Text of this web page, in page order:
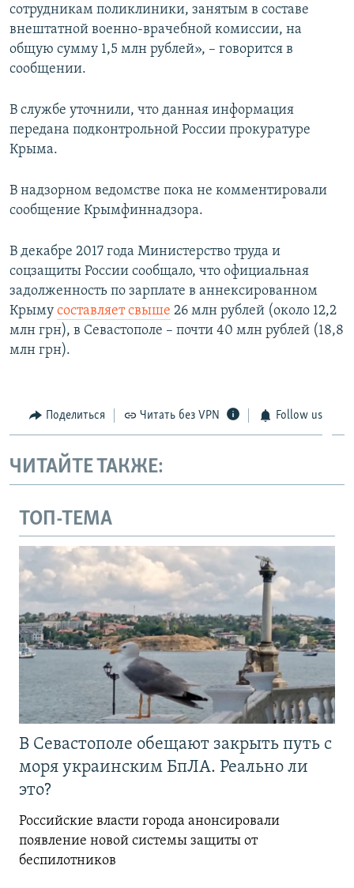
ELIFBE
УКРАИНСКАЯ ПРОБЛЕМА КРЫМА
Все сайты RFE/RL
сотрудникам поликлиники, занятым в составе
внештатной военно-врачебной комиссии, на
общую сумму 1,5 млн рублей», – говорится в
сообщении.
В службе уточнили, что данная информация
передана подконтрольной России прокуратуре
Крыма.
В надзорном ведомстве пока не комментировали
сообщение Крымфиннадзора.
В декабре 2017 года Министерство труда и
соцзащиты России сообщало, что официальная
задолженность по зарплате в аннексированном
Крыму составляет свыше 26 млн рублей (около 12,2
млн грн), в Севастополе – почти 40 млн рублей (18,8
млн грн).
Поделиться Читать без VPN Follow us
ЧИТАЙТЕ ТАКЖЕ:
ТОП-ТЕМА
В Севастополе обещают закрыть путь с
моря украинским БпЛА. Реально ли
это?
Российские власти города анонсировали
появление новой системы защиты от
беспилотников